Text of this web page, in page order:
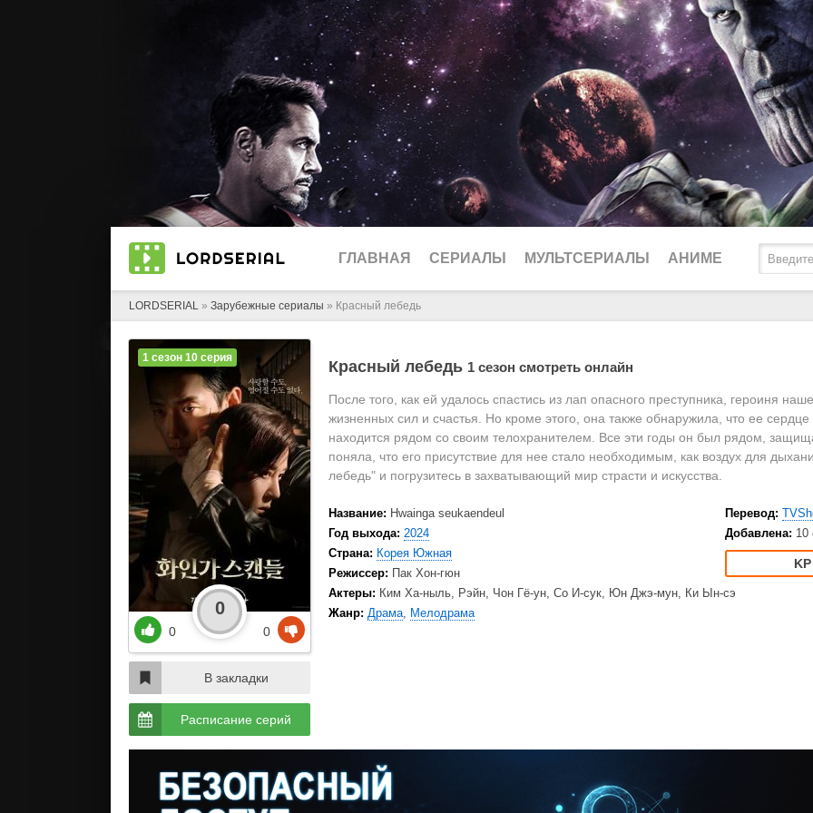
ГЛАВНАЯ СЕРИАЛЫ
2025
2023
2021
2020
Великобритания
Турция
Корея Южная
Биографические
Вестерны
Документальные
Детективы
Мелодрамы
МУЛЬТСЕРИАЛЫ АНИМЕ
LORDSERIAL » Зарубежные сериалы » Красный лебедь
Красный лебедь 1 сезон смотреть онлайн
После того, как ей удалось спастись из лап опасного преступника, героиня
жизненных сил и счастья. Но кроме этого, она также обнаружила, что ее
находится рядом со своим телохранителем. Все эти годы он был рядом,
поняла, что его присутствие для нее стало необходимым, как воздух для
лебедь" и погрузитесь в захватывающий мир страсти и искусства.
Название: Hwainga seukaendeul
Год выхода: 2024
Страна: Корея Южная
Режиссер: Пак Хон-гюн
Перевод:
Добавлена: 10
Актеры: Ким Ха-ныль, Рэйн, Чон Гё-ун, Со И-сук, Юн Джэ-мун, Ки Ын-сэ
Жанр: Драма, Мелодрама
1 сезон 10 серия
0
0
0
В закладки
Расписание серий